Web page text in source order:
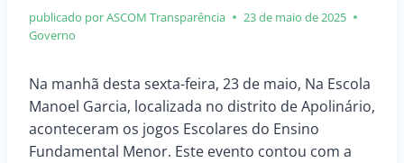
publicado por ASCOM Transparência
23 de maio de 2025
Governo
Na manhã desta sexta-feira, 23 de maio, Na Escola
Manoel Garcia, localizada no distrito de Apolinário,
aconteceram os jogos Escolares do Ensino
Fundamental Menor. Este evento contou com a